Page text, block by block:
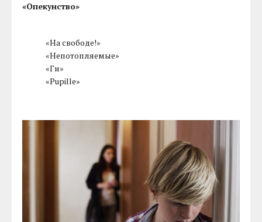
«Опекунство»
«На свободе!»
«Непотопляемые»
«Ги»
«Pupille»